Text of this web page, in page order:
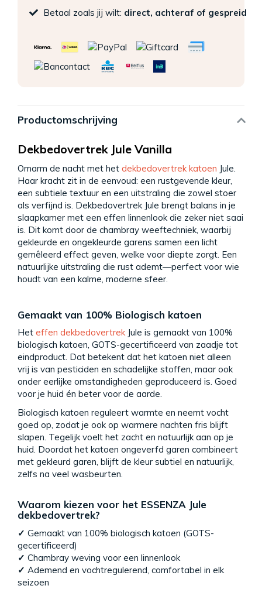
Betaal zoals jij wilt: direct, achteraf of gespreid
Productomschrijving
Dekbedovertrek Jule Vanilla
Omarm de nacht met het dekbedovertrek katoen Jule.
Haar kracht zit in de eenvoud: een rustgevende kleur,
een subtiele textuur en een uitstraling die zowel stoer
als verfijnd is. Dekbedovertrek Jule brengt balans in je
slaapkamer met een effen linnenlook die zeker niet saai
is. Dit komt door de chambray weeftechniek, waarbij
gekleurde en ongekleurde garens samen een licht
gemêleerd effect geven, welke voor diepte zorgt. Een
natuurlijke uitstraling die rust ademt—perfect voor wie
houdt van een kalme, moderne sfeer.
Gemaakt van 100% Biologisch katoen
Het effen dekbedovertrekJule is gemaakt van 100%
biologisch katoen, GOTS-gecertificeerd van zaadje tot
eindproduct. Dat betekent dat het katoen niet alleen
vrij is van pesticiden en schadelijke stoffen, maar ook
onder eerlijke omstandigheden geproduceerd is. Goed
voor je huid én beter voor de aarde.
Biologisch katoen reguleert warmte en neemt vocht
goed op, zodat je ook op warmere nachten fris blijft
slapen. Tegelijk voelt het zacht en natuurlijk aan op je
huid. Doordat het katoen ongeverfd garen combineert
met gekleurd garen, blijft de kleur subtiel en natuurlijk,
zelfs na veel wasbeurten.
Waarom kiezen voor het ESSENZA Jule
dekbedovertrek?
✓ Gemaakt van 100% biologisch katoen (GOTS-
gecertificeerd)
✓ Chambray weving voor een linnenlook
✓ Ademend en vochtregulerend, comfortabel in elk
seizoen